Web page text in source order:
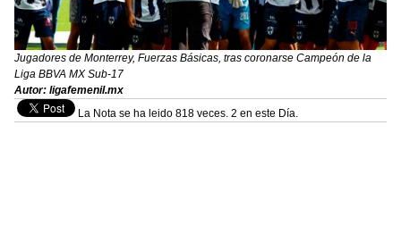
Jugadores de Monterrey, Fuerzas Básicas, tras coronarse Campeón de la
Liga BBVA MX Sub-17
Autor: ligafemenil.mx
La Nota se ha leido 818 veces. 2 en este Día.